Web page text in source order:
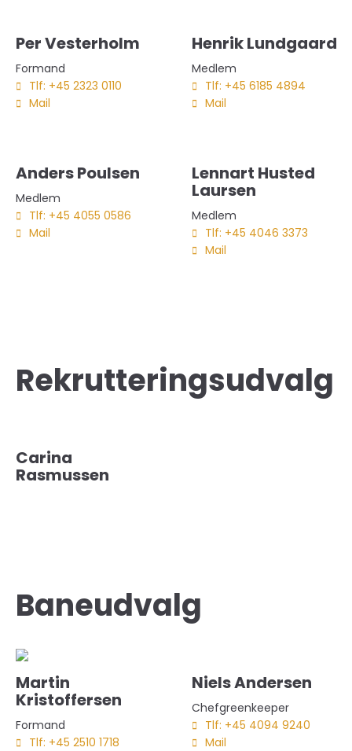
Per Vesterholm
Formand
Tlf: +45 2323 0110
Mail
Henrik Lundgaard
Medlem
Tlf: +45 6185 4894
Mail
Anders Poulsen
Medlem
Tlf: +45 4055 0586
Mail
Lennart Husted
Laursen
Medlem
Tlf: +45 4046 3373
Mail
Rekrutteringsudvalg
Carina
Rasmussen
Baneudvalg
Martin
Kristoffersen
Formand
Tlf: +45 2510 1718
Niels Andersen
Chefgreenkeeper
Tlf: +45 4094 9240
Mail